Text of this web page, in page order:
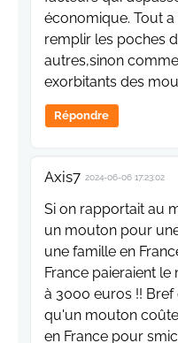
économique. Tout
remplir les poches
autres,sinon
exorbitants des
Répondre
Axis7 2024-06-06 17:23:02
Si on rapportait au
un mouton pour
une famille en
France paieraient
à 3000 euros !!
qu'un mouton
en France pour